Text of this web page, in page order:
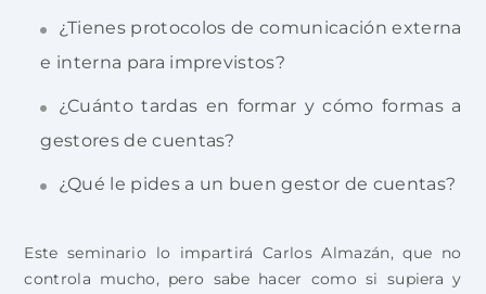
¿Tienes protocolos de comunicación externa
e interna para imprevistos?
¿Cuánto tardas en formar y cómo formas a
gestores de cuentas?
¿Qué le pides a un buen gestor de cuentas?
Este seminario lo impartirá Carlos Almazán, que no
controla mucho, pero sabe hacer como si supiera y